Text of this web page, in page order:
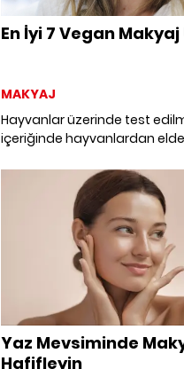
En İyi 7 Vegan
MAKYAJ
Hayvanlar üzerinde test
içeriğinde hayvanlardan
çantamızın yeni favori
girmeye aday en iyi yedi
ürününü bir araya getirdik.
Yaz Mevsiminde
Hafifleyin